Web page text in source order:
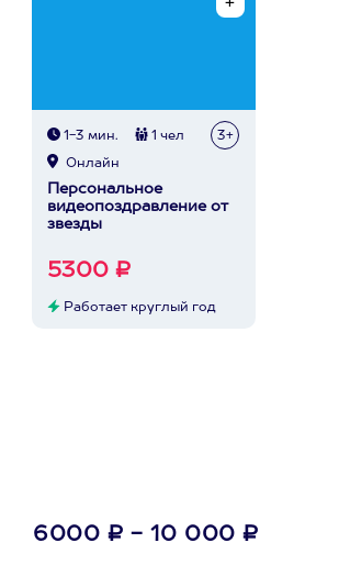
1-3 мин. 1 чел 3+
Онлайн
Персональное
видеопоздравление от
звезды
5300 ₽
Работает круглый год
6000 ₽ - 10 000 ₽